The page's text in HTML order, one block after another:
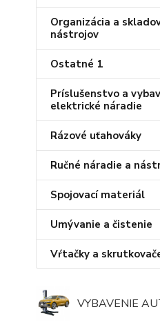
Organizácia a
nástrojov
Ostatné 1
Príslušenstvo a
elektrické náradie
Rázové uťahováky
Ručné náradie a
Spojovací materiál
Umývanie a čistenie
Vŕtačky a
VYBAVENIE